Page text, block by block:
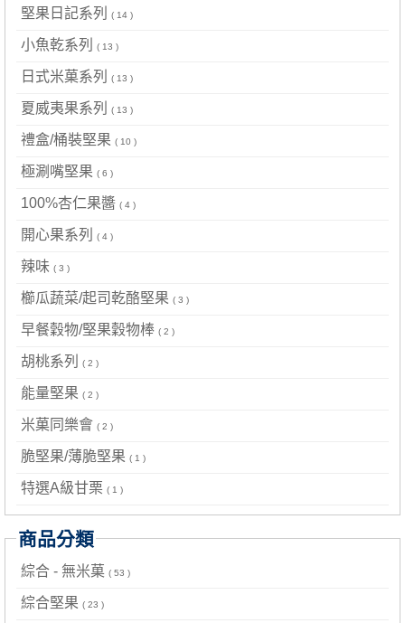
堅果日記系列 ( 14 )
小魚乾系列 ( 13 )
日式米菓系列 ( 13 )
夏威夷果系列 ( 13 )
禮盒/桶裝堅果 ( 10 )
極涮嘴堅果 ( 6 )
100%杏仁果醬 ( 4 )
開心果系列 ( 4 )
辣味 ( 3 )
櫛瓜蔬菜/起司乾酪堅果 ( 3 )
早餐穀物/堅果穀物棒 ( 2 )
胡桃系列 ( 2 )
能量堅果 ( 2 )
米菓同樂會 ( 2 )
脆堅果/薄脆堅果 ( 1 )
特選A級甘栗 ( 1 )
商品分類
綜合 - 無米菓 ( 53 )
綜合堅果 ( 23 )